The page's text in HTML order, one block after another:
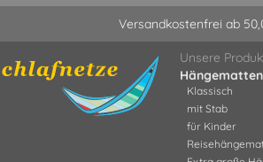
Versandkostenfrei ab
Unsere
Hängematten
Klassisch
mit Stab
für Kinder